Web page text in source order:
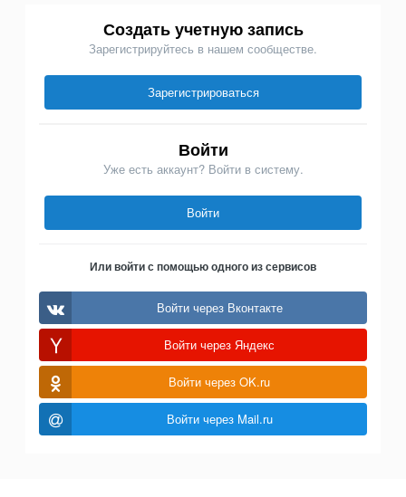
Создать учетную запись
Зарегистрируйтесь в нашем сообществе.
Зарегистрироваться
Войти
Уже есть аккаунт? Войти в систему.
Войти
Или войти с помощью одного из сервисов
Войти через Вконтакте
Войти через Яндекс
Войти через OK.ru
Войти через Mail.ru